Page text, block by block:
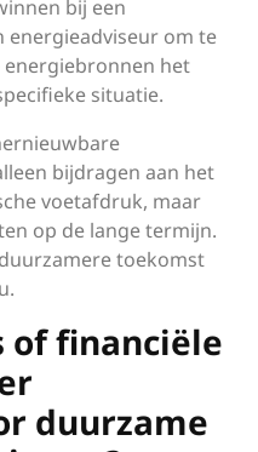
bij een
energieadviseur om te
het
situatie.
bijdragen aan het
voetafdruk, maar
op de lange termijn.
toekomst
of financiële
duurzame